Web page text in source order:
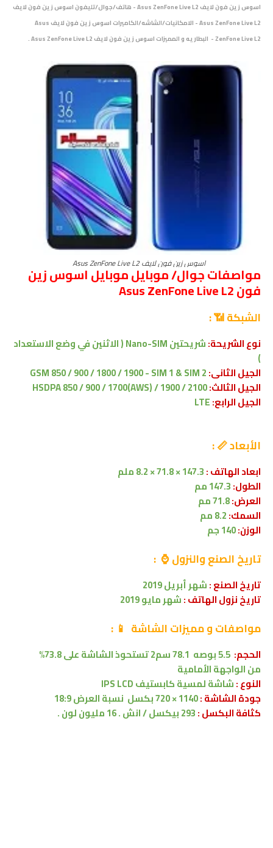
اسوس زين فون لايف Asus ZenFone Live L2
- هاتف/جوال/تليفون اسوس زين فون لايف
Asus ZenFone Live L2 - الامكانيات/الشاشه/الكاميرات اسوس زين فون لايف Asus
ZenFone Live L2 - البطاريه و المميزات اسوس زين فون لايف Asus ZenFone Live L2 .
اسوس زين فون لايف Asus ZenFone Live L2
مواصفات جوال/ موبايل موبايل اسوس زين
فون Asus ZenFone Live L2
الشبكة 📶 :
نوع الشريحة:
شريحتين Nano-SIM ( الاثنين في وضع الاستعداد
)
الجيل الثانى:GSM 850 / 900 / 1800 / 1900 - SIM 1 & SIM 2
الجيل الثالث:HSDPA 850 / 900 / 1700(AWS) / 1900 / 2100
الجيل الرابع:LTE
الأبعاد 📏 :
ابعاد الهاتف :147.3 × 71.8 × 8.2 ملم
الطول:147.3مم
العرض:
السمك:8.2 مم
الوزن:
تاريخ الصنع والنزول ⌚ :
تاريخ الصنع :شهر أبريل 2019
تاريخ نزول الهاتف :شهر مايو 2019
مواصفاتو مميزات الشاشة 📱
:
الحجم: 78.1 سم2
تستحوذ الشاشة على 73.8%
منالواجهة الأمامية
النوع :شاشة لمسيةكابستيفIPS LCD
جودة الشاشة :1140 × 720 بكسل
نسبة العرض 18:9
كثافة البكسل :293 بيكسل / انش . 16 مليون لون .